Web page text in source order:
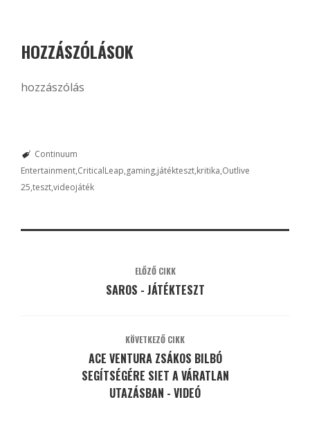
HOZZÁSZÓLÁSOK
hozzászólás
Continuum
Entertainment CriticalLeap gaming játékteszt kritika Outlive
25 tesztvideojáték
ELŐZŐ CIKK
SAROS - JÁTÉKTESZT
KÖVETKEZŐ CIKK
ACE VENTURA ZSÁKOS BILBÓ
SEGÍTSÉGÉRE SIET A VÁRATLAN
UTAZÁSBAN - VIDEÓ